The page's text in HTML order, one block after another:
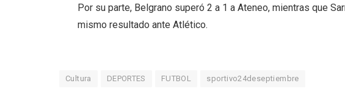
Por su parte, Belgrano superó 2 a 1 a Ateneo, mientras que
mismo resultado ante Atlético.
Cultura DEPORTES FUTBOL sportivo24deseptiembre